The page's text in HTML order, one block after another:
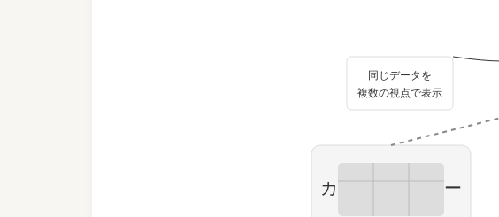
カレンダービュー
同じデータを
複数の視点で表示